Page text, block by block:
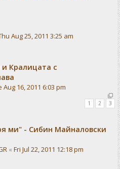
Aug 25, 2011 3:25 am
Кралицата с
Aug 16, 2011 6:03 pm
1 2 3
ми" - Сибин Майналовски
« Fri Jul 22, 2011 12:18 pm